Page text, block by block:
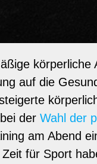
körperliche
auf die
der Wahl der
am Abend
für Sport